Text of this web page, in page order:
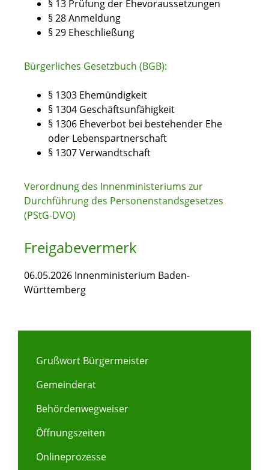
§ 13 Prüfung der Ehevoraussetzungen
§ 28 Anmeldung
§ 29 Eheschließung
Bürgerliches Gesetzbuch (BGB):
§ 1303 Ehemündigkeit
§ 1304 Geschäftsunfähigkeit
§ 1306 Eheverbot bei bestehender Ehe
oder Lebenspartnerschaft
§ 1307 Verwandtschaft
Verordnung des Innenministeriums zur
Durchführung des Personenstandsgesetzes
(PStG-DVO)
Freigabevermerk
06.05.2026 Innenministerium Baden-
Württemberg
Grußwort Bürgermeister
Gemeinderat
Behördenwegweiser
Öffnungszeiten
Onlineprozesse